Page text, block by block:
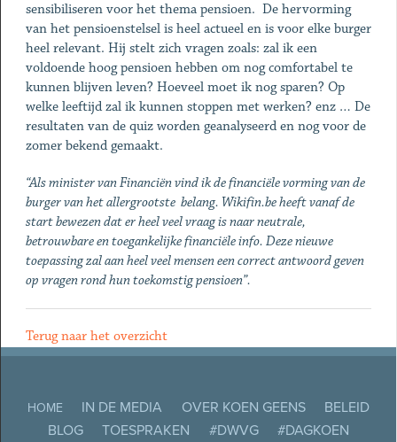
sensibiliseren voor het thema pensioen. De hervorming
van het pensioenstelsel is heel actueel en is voor elke burger
heel relevant. Hij stelt zich vragen zoals: zal ik een
voldoende hoog pensioen hebben om nog comfortabel te
kunnen blijven leven? Hoeveel moet ik nog sparen? Op
welke leeftijd zal ik kunnen stoppen met werken? enz … De
resultaten van de quiz worden geanalyseerd en nog voor de
zomer bekend gemaakt.
“Als minister van Financiën vind ik de financiële vorming van de
burger van het allergrootste belang. Wikifin.be heeft vanaf de
start bewezen dat er heel veel vraag is naar neutrale,
betrouwbare en toegankelijke financiële info. Deze nieuwe
toepassing zal aan heel veel mensen een correct antwoord geven
op vragen rond hun toekomstig pensioen”.
Terug naar het overzicht
HOME IN DE MEDIA OVER KOEN GEENS
BELEID
BLOG
TOESPRAKEN #DWVG
#DAGKOEN